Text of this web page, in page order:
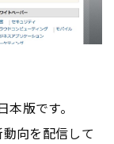
版です。
向を配信して